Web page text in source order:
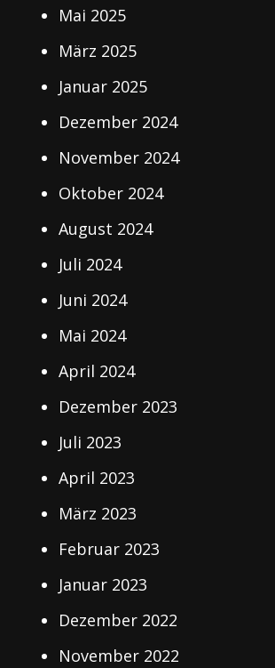
Mai 2025
März 2025
Januar 2025
Dezember 2024
November 2024
Oktober 2024
August 2024
Juli 2024
Juni 2024
Mai 2024
April 2024
Dezember 2023
Juli 2023
April 2023
März 2023
Februar 2023
Januar 2023
Dezember 2022
November 2022